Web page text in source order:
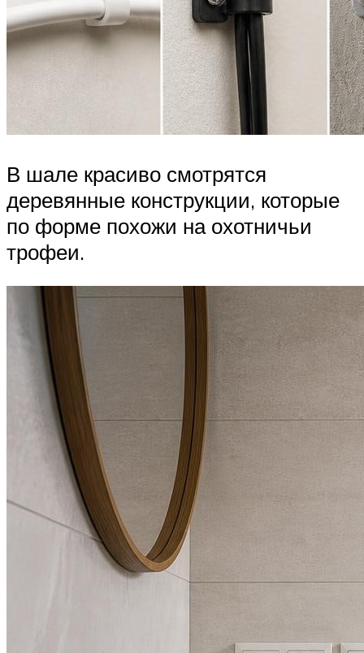
В шале красиво смотрятся
деревянные конструкции, которые
по форме похожи на охотничьи
трофеи.